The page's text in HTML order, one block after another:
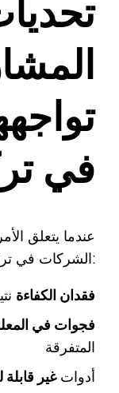
في
عندما يتعلق
الشركات في تركيا المشكلات التالية:
فقدان الكفاءة
فجوات في
المتفرقة
أدواتغير قابلة